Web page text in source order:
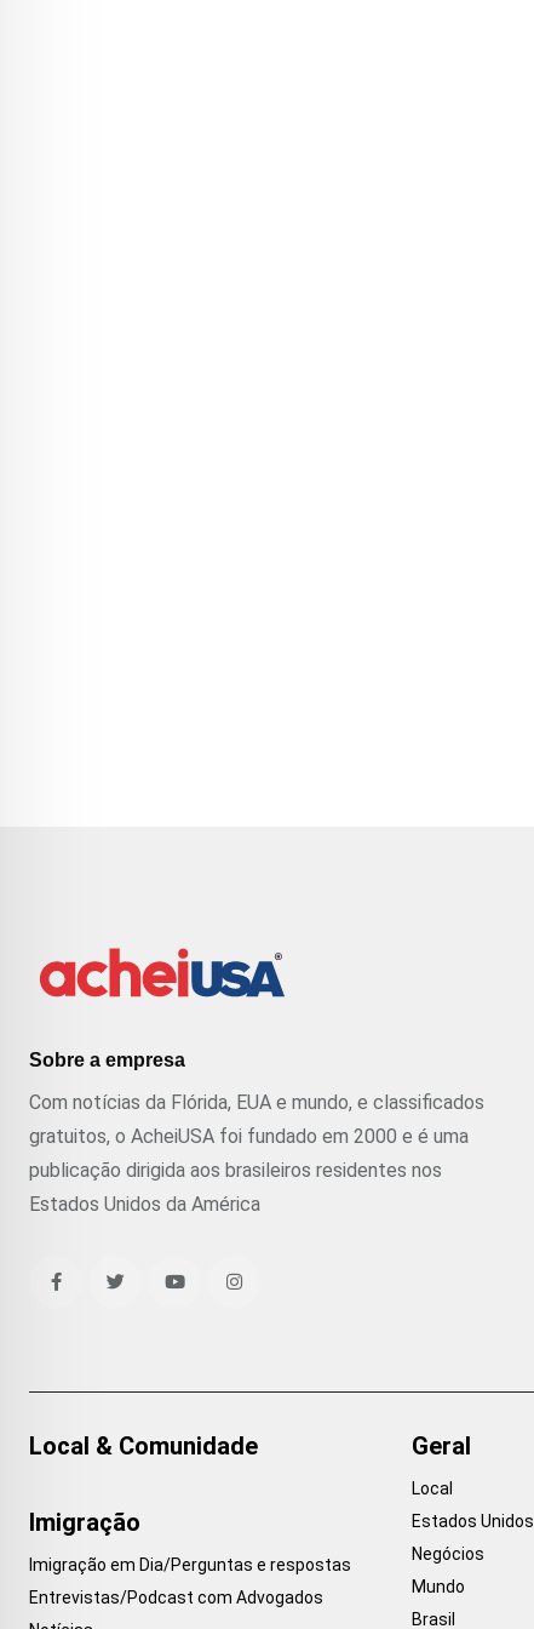
Sobre a empresa
Com notícias da Flórida, EUA e mundo, e classificados
gratuitos, o AcheiUSA foi fundado em 2000 e é uma
publicação dirigida aos brasileiros residentes nos
Estados Unidos da América
Local & Comunidade
Imigração
Imigração em Dia/Perguntas e respostas
Entrevistas/Podcast com Advogados
Geral
Local
Estados Unidos
Negócios
Mundo
Brasil